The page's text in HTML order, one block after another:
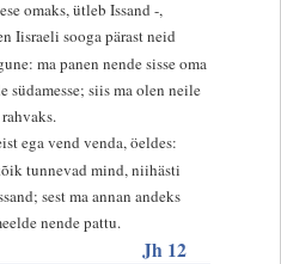
omaks, ütleb Issand -,
Iisraeli sooga pärast neid
ma panen nende sisse oma
südamesse; siis ma olen neile
ega vend venda, öeldes:
tunnevad mind, niihästi
sest ma annan andeks
nende pattu.
Jh 12